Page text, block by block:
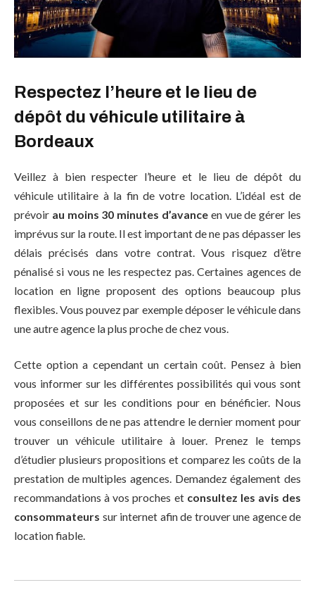
Respectez l’heure et le lieu de
dépôt du véhicule utilitaire à
Bordeaux
Veillez à bien respecter l’heure et le lieu de dépôt du
véhicule utilitaire à la fin de votre location. L’idéal est de
prévoir au moins 30 minutes d’avance en vue de gérer les
imprévus sur la route. Il est important de ne pas dépasser les
délais précisés dans votre contrat. Vous risquez d’être
pénalisé si vous ne les respectez pas. Certaines agences de
location en ligne proposent des options beaucoup plus
flexibles. Vous pouvez par exemple déposer le véhicule dans
une autre agence la plus proche de chez vous.
Cette option a cependant un certain coût. Pensez à bien
vous informer sur les différentes possibilités qui vous sont
proposées et sur les conditions pour en bénéficier. Nous
vous conseillons de ne pas attendre le dernier moment pour
trouver un véhicule utilitaire à louer. Prenez le temps
d’étudier plusieurs propositions et comparez les coûts de la
prestation de multiples agences. Demandez également des
recommandations à vos proches et consultez les avis des
consommateurs sur internet afin de trouver une agence de
location fiable.